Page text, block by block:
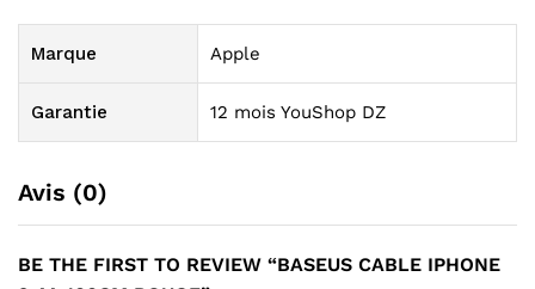
Marque Apple
Garantie 12 mois YouShop DZ
Avis (0)
BE THE FIRST TO REVIEW “BASEUS CABLE IPHONE